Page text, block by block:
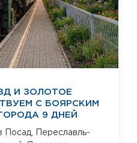
И ЗОЛОТОЕ
С БОЯРСКИМ
9 ДНЕЙ
Посад,
Переславль-